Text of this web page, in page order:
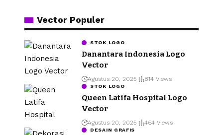
Vector Populer
STOK LOGO
Danantara Indonesia Logo
Vector
Agustus 20, 2025 814 Views
STOK LOGO
Queen Latifa Hospital Logo
Vector
Agustus 20, 2025 464 Views
DESAIN GRAFIS